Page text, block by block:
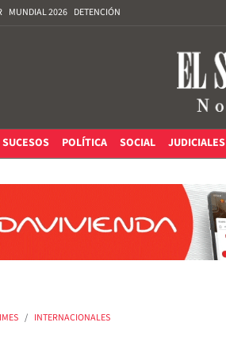
MUNDIAL 2026 DETENCIÓN
SUCESOS
POLÍTICA SOCIAL JUDICIALES
INTERNACIONALES